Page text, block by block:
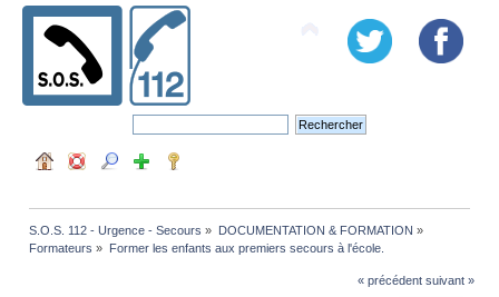
S.O.S. 112 - Urgence - Secours » DOCUMENTATION & FORMATION »
Formateurs » Former les enfants aux premiers secours à l'école.
« précédent suivant »